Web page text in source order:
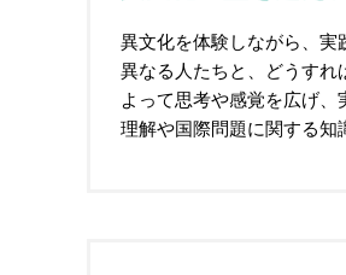
異文化を体験しながら、
異なる人たちと、どうす
よって思考や感覚を広げ
理解や国際問題に関する知